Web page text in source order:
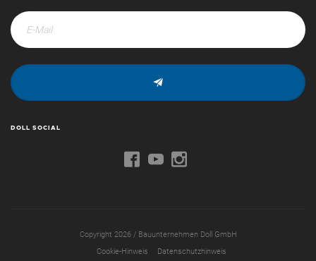
DOLL SOCIAL
Copyright 2026 / Bauunternehmen Doll GmbH
Cookie-Hinweis
Datenschutzhinweis